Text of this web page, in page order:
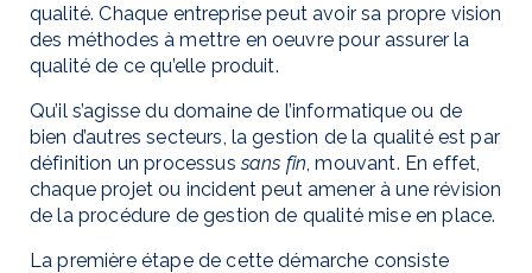
qualité. Chaque entreprise peut avoir sa propre vision
des méthodes à mettre en oeuvre pour assurer la
qualité de ce qu’elle produit.
Qu’il s’agisse du domaine de l’informatique ou de
bien d’autres secteurs, la gestion de la qualité est par
définition un processussans fin, mouvant. En effet,
chaque projet ou incident peut amener à une révision
de la procédure de gestion de qualité mise en place.
La première étape de cette démarche consiste